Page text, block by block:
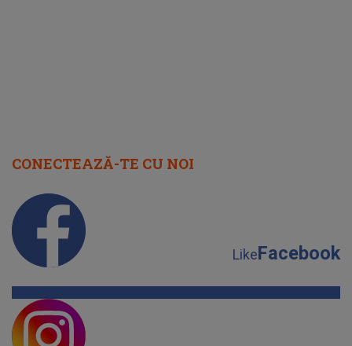
CONECTEAZĂ-TE CU NOI
LikeFacebook